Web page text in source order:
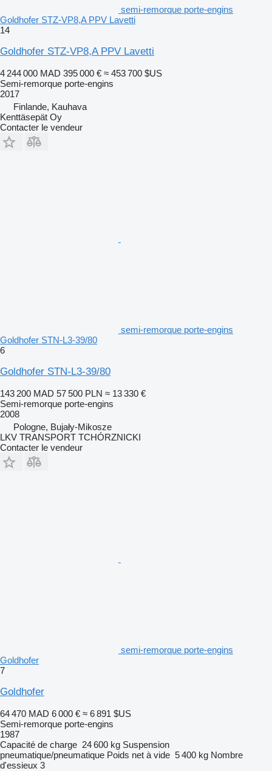
semi-remorque porte-engins
Goldhofer STZ-VP8,A PPV Lavetti
14
Goldhofer STZ-VP8,A PPV Lavetti
4 244 000 MAD 395 000 € ≈ 453 700 $US
Semi-remorque porte-engins
2017
Finlande, Kauhava
Kenttäsepät Oy
Contacter le vendeur
semi-remorque porte-engins
Goldhofer STN-L3-39/80
6
Goldhofer STN-L3-39/80
143 200 MAD 57 500 PLN ≈ 13 330 €
Semi-remorque porte-engins
2008
Pologne, Bujały-Mikosze
LKV TRANSPORT TCHÓRZNICKI
Contacter le vendeur
semi-remorque porte-engins
Goldhofer
7
Goldhofer
64 470 MAD 6 000 € ≈ 6 891 $US
Semi-remorque porte-engins
1987
Capacité de charge 24 600 kg Suspension
pneumatique/pneumatique Poids net à vide 5 400 kg Nombre
d'essieux 3